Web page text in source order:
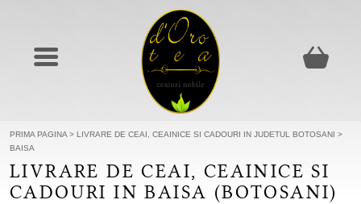
PRIMA PAGINA > LIVRARE DE CEAI, CEAINICE SI CADOURI IN JUDETUL BOTOSANI >
BAISA
LIVRARE DE CEAI, CEAINICE SI
CADOURI IN BAISA (BOTOSANI)